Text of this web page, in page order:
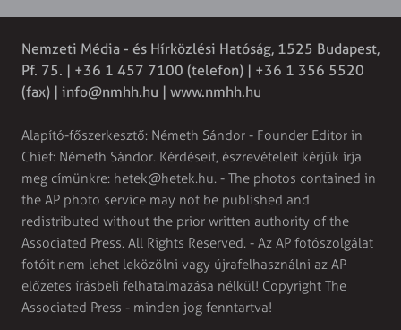
Nemzeti Média - és Hírközlési Hatóság, 1525 Budapest,
Pf. 75. | +36 1 457 7100 (telefon) | +36 1 356 5520
(fax) | info@nmhh.hu | www.nmhh.hu
Alapító-főszerkesztő: Németh Sándor - Founder Editor in
Chief: Németh Sándor. Kérdéseit, észrevételeit kérjük írja
meg címünkre: hetek@hetek.hu. - The photos contained in
the AP photo service may not be published and
redistributed without the prior written authority of the
Associated Press. All Rights Reserved. - Az AP fotószolgálat
fotóit nem lehet leközölni vagy újrafelhasználni az AP
előzetes írásbeli felhatalmazása nélkül! Copyright The
Associated Press - minden jog fenntartva!